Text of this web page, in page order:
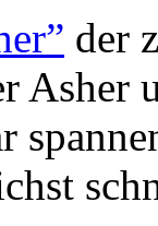
der
Asher